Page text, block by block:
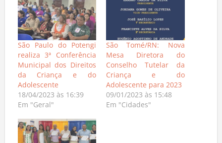
São Paulo do Potengi
realiza 3ª Conferência
Municipal dos Direitos
da Criança e do
Adolescente
18/04/2023 às 16:39
Em "Geral"
São Tomé/RN: Nova
Mesa Diretora do
Conselho Tutelar da
Criança e do
Adolescente para 2023
09/01/2023 às 15:48
Em "Cidades"